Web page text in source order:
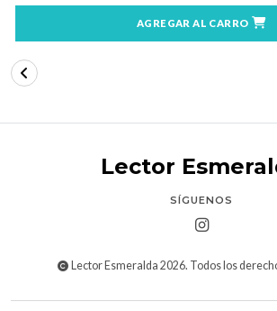
AGREGAR AL CARRO
Lector
SÍGUENOS
Lector Esmeralda 2026. Todos los